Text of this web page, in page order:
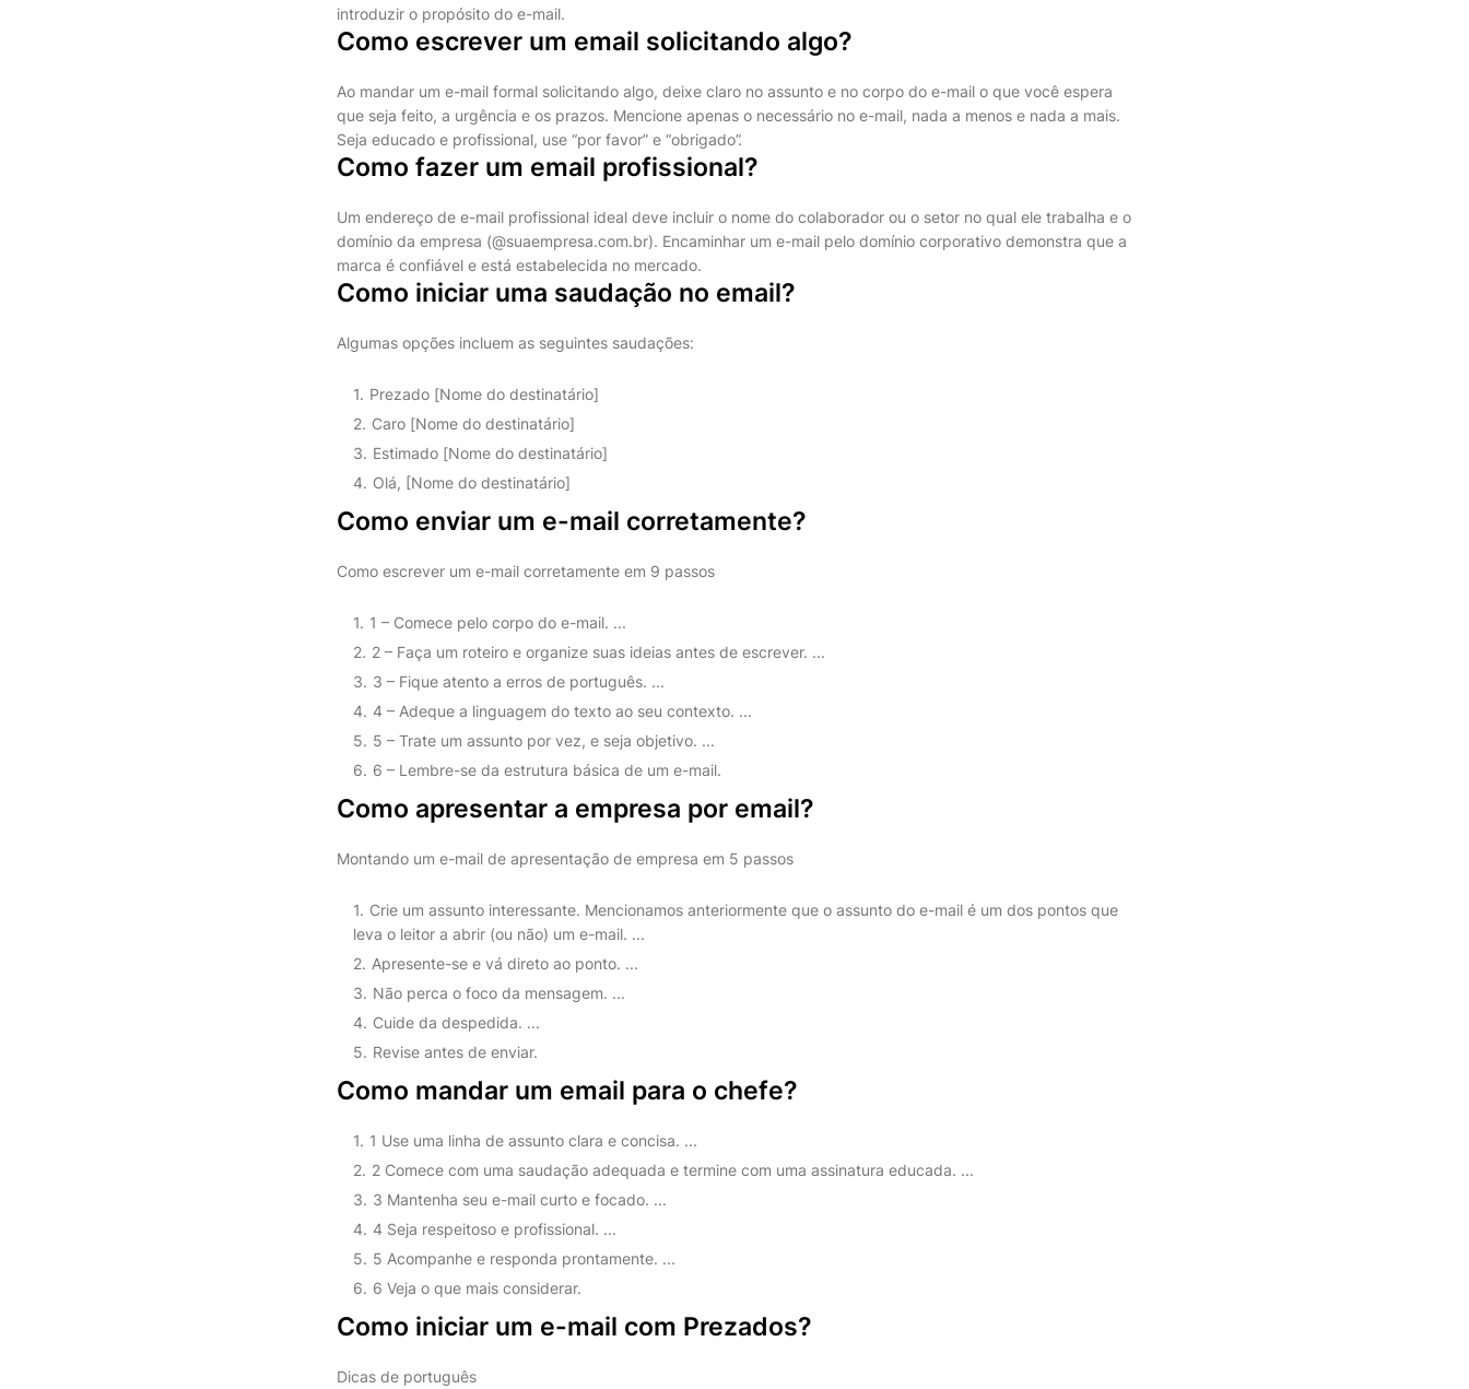
introduzir o propósito do e-mail.
Como escrever um email solicitando algo?
Ao mandar um e-mail formal solicitando algo, deixe claro no assunto e no corpo do e-mail o que você espera
que seja feito, a urgência e os prazos. Mencione apenas o necessário no e-mail, nada a menos e nada a mais.
Seja educado e profissional, use “por favor” e “obrigado”.
Como fazer um email profissional?
Um endereço de e-mail profissional ideal deve incluir o nome do colaborador ou o setor no qual ele trabalha e o
domínio da empresa (@suaempresa.com.br). Encaminhar um e-mail pelo domínio corporativo demonstra que a
marca é confiável e está estabelecida no mercado.
Como iniciar uma saudação no email?
Algumas opções incluem as seguintes saudações:
Prezado [Nome do destinatário]
Caro [Nome do destinatário]
Estimado [Nome do destinatário]
Olá, [Nome do destinatário]
Como enviar um e-mail corretamente?
Como escrever um e-mail corretamente em 9 passos
1 – Comece pelo corpo do e-mail. ...
2 – Faça um roteiro e organize suas ideias antes de escrever. ...
3 – Fique atento a erros de português. ...
4 – Adeque a linguagem do texto ao seu contexto. ...
5 – Trate um assunto por vez, e seja objetivo. ...
6 – Lembre-se da estrutura básica de um e-mail.
Como apresentar a empresa por email?
Montando um e-mail de apresentação de empresa em 5 passos
Crie um assunto interessante. Mencionamos anteriormente que o assunto do e-mail é um dos pontos que
leva o leitor a abrir (ou não) um e-mail. ...
Apresente-se e vá direto ao ponto. ...
Não perca o foco da mensagem. ...
Cuide da despedida. ...
Revise antes de enviar.
Como mandar um email para o chefe?
1 Use uma linha de assunto clara e concisa. ...
2 Comece com uma saudação adequada e termine com uma assinatura educada. ...
3 Mantenha seu e-mail curto e focado. ...
4 Seja respeitoso e profissional. ...
5 Acompanhe e responda prontamente. ...
6 Veja o que mais considerar.
Como iniciar um e-mail com Prezados?
Dicas de português